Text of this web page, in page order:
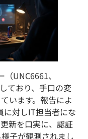
UNC6661、
ており、手口の変
います。報告によ
に対しIT担当者にな
新を口実に、認証
子が観測されまし